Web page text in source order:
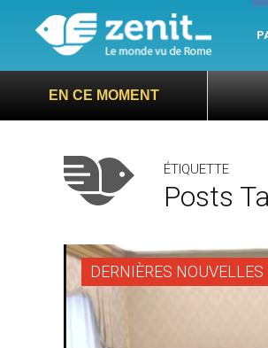
EN CE MOMENT
ÉTIQUETTE
Posts
DERNIÈRES NOUVELLES